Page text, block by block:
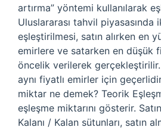
artırma” yöntemi kullanılarak
Uluslararası tahvil piyasasında
eşleştirilmesi, satın alırken en
emirlere ve satarken en düşük
öncelik verilerek
aynı fiyatlı emirler için
miktar ne demek? Teorik
eşleşme miktarını gösterir.
Kalanı / Kalan sütunları, satın